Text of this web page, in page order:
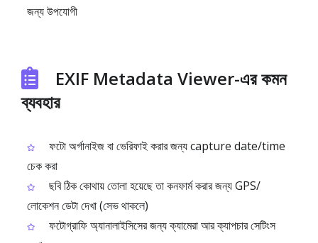
জন্য উপযোগী
EXIF Metadata Viewer-এর কমন
ব্যবহার
ফটো অর্গানাইজ বা ভেরিফাই করার জন্য capture date/time
চেক করা
ছবি ঠিক কোথায় তোলা হয়েছে তা কনফার্ম করার জন্য GPS/
লোকেশন ডেটা দেখা (সেভ থাকলে)
ফটোগ্রাফি অ্যানালাইসিসের জন্য ক্যামেরা আর ক্যাপচার সেটিংস